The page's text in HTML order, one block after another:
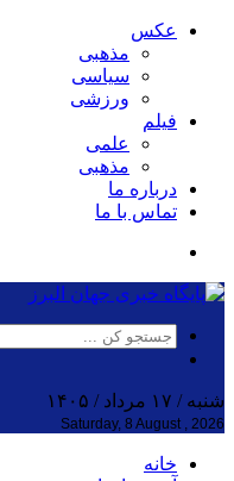
عکس
مذهبی
سیاسی
ورزشی
فیلم
علمی
مذهبی
درباره ما
تماس با ما
شنبه / ۱۷ مرداد / ۱۴۰۵
Saturday, 8 August , 2026
خانه